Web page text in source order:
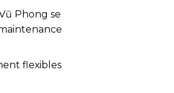
Phong se
flexibles